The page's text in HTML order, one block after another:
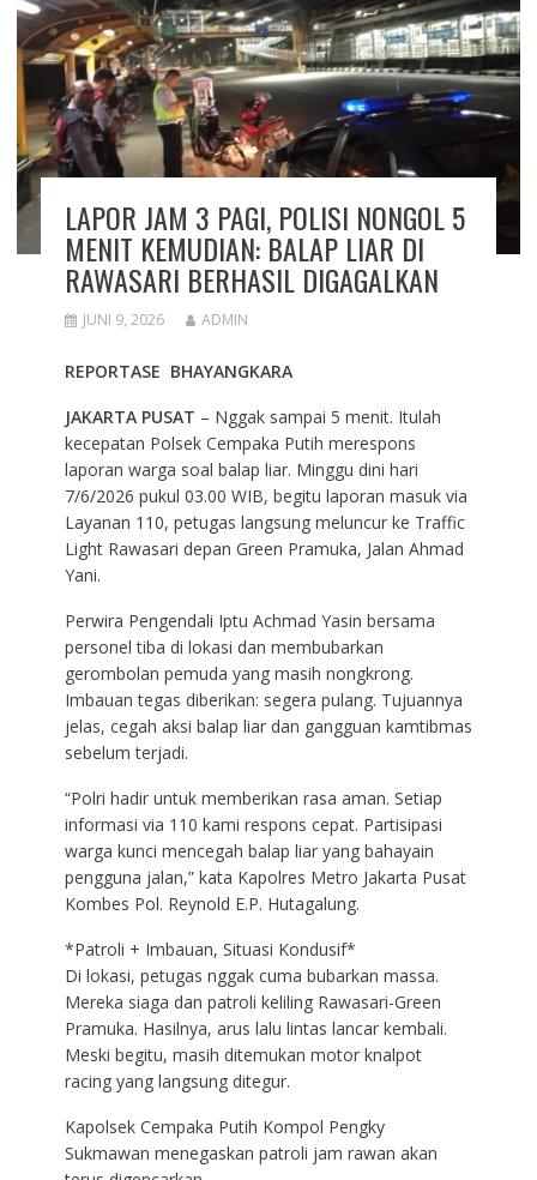
LAPOR JAM 3 PAGI, POLISI NONGOL 5
MENIT KEMUDIAN: BALAP LIAR DI
RAWASARI BERHASIL DIGAGALKAN
JUNI 9, 2026 ADMIN
REPORTASE BHAYANGKARA
JAKARTA PUSAT – Nggak sampai 5 menit. Itulah
kecepatan Polsek Cempaka Putih merespons
laporan warga soal balap liar. Minggu dini hari
7/6/2026 pukul 03.00 WIB, begitu laporan masuk via
Layanan 110, petugas langsung meluncur ke Traffic
Light Rawasari depan Green Pramuka, Jalan Ahmad
Yani.
Perwira Pengendali Iptu Achmad Yasin bersama
personel tiba di lokasi dan membubarkan
gerombolan pemuda yang masih nongkrong.
Imbauan tegas diberikan: segera pulang. Tujuannya
jelas, cegah aksi balap liar dan gangguan kamtibmas
sebelum terjadi.
“Polri hadir untuk memberikan rasa aman. Setiap
informasi via 110 kami respons cepat. Partisipasi
warga kunci mencegah balap liar yang bahayain
pengguna jalan,” kata Kapolres Metro Jakarta Pusat
Kombes Pol. Reynold E.P. Hutagalung.
*Patroli + Imbauan, Situasi Kondusif*
Di lokasi, petugas nggak cuma bubarkan massa.
Mereka siaga dan patroli keliling Rawasari-Green
Pramuka. Hasilnya, arus lalu lintas lancar kembali.
Meski begitu, masih ditemukan motor knalpot
racing yang langsung ditegur.
Kapolsek Cempaka Putih Kompol Pengky
Sukmawan menegaskan patroli jam rawan akan